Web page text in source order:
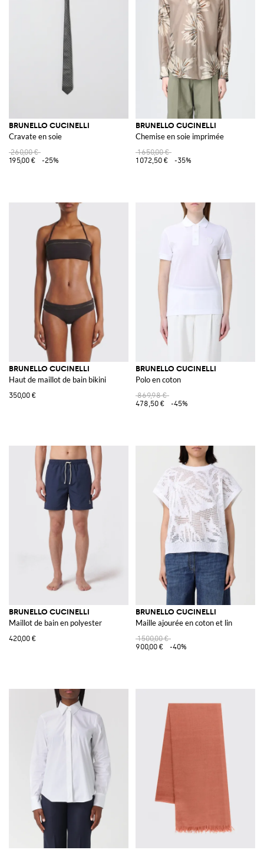
BRUNELLO CUCINELLI
Cravate en soie
260,00 €
195,00 €
-25%
BRUNELLO CUCINELLI
Chemise en soie imprimée
1 650,00 €
1 072,50 €
-35%
BRUNELLO CUCINELLI
Haut de maillot de bain bikini
350,00 €
BRUNELLO CUCINELLI
Polo en coton
869,98 €
478,50 €
-45%
BRUNELLO CUCINELLI
Maillot de bain en polyester
420,00 €
BRUNELLO CUCINELLI
Maille ajourée en coton et lin
1 500,00 €
900,00 €
-40%